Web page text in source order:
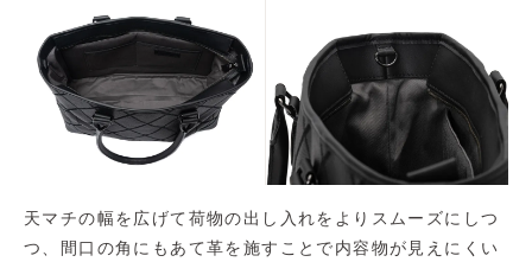
天マチの幅を広げて荷物の出し入れをよりスムーズにしつ
つ、間口の角にもあて革を施すことで内容物が見えにくい